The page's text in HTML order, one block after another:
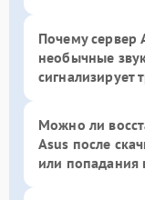
Почему сервер
необычные
сигнализирует
Можно ли
Asus после
или попадания